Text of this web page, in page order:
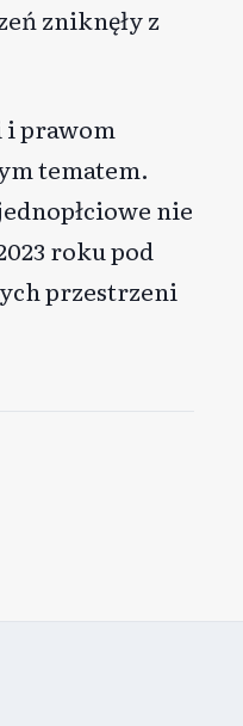
zniknęły z
i prawom
tematem.
nie
roku pod
przestrzeni